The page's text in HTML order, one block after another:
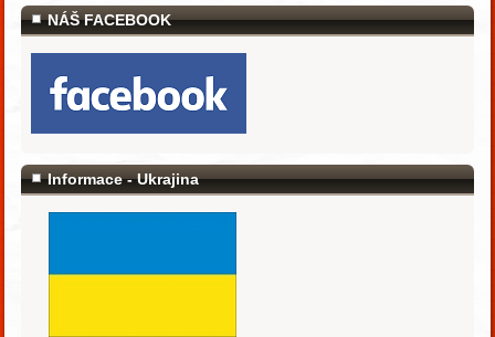
NÁŠ FACEBOOK
Informace - Ukrajina